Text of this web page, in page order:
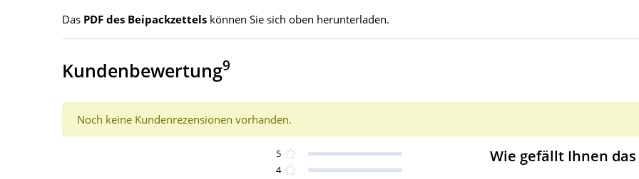
Das PDF des Beipackzettels können Sie sich oben herunterladen.
Kundenbewertung9
Noch keine Kundenrezensionen vorhanden.
5
4
Wie gefällt Ihnen